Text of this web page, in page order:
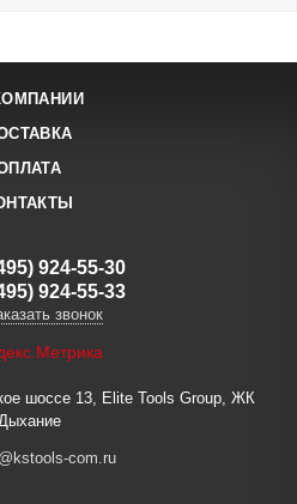
924-55-30
924-55-33
звонок
шоссе 13, Elite Tools Group, ЖК
com.ru